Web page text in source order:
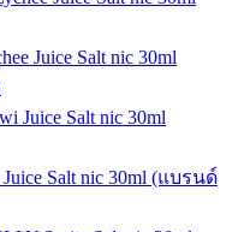
Juice Salt nic 30ml
Salt nic 30ml (แบรนด์